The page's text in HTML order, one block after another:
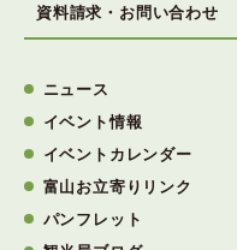
資料請求・お問い合わせ
ニュース
イベント情報
イベントカレンダー
富山お立寄りリンク
パンフレット